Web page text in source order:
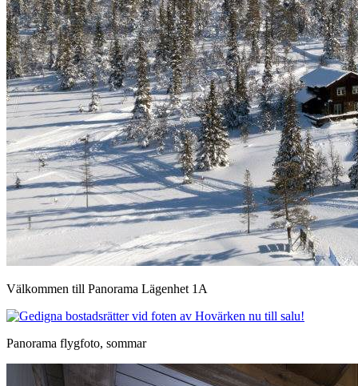
Välkommen till Panorama Lägenhet 1A
Panorama flygfoto, sommar